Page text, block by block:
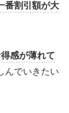
番割引額が大
感が薄れて
んでいきたい